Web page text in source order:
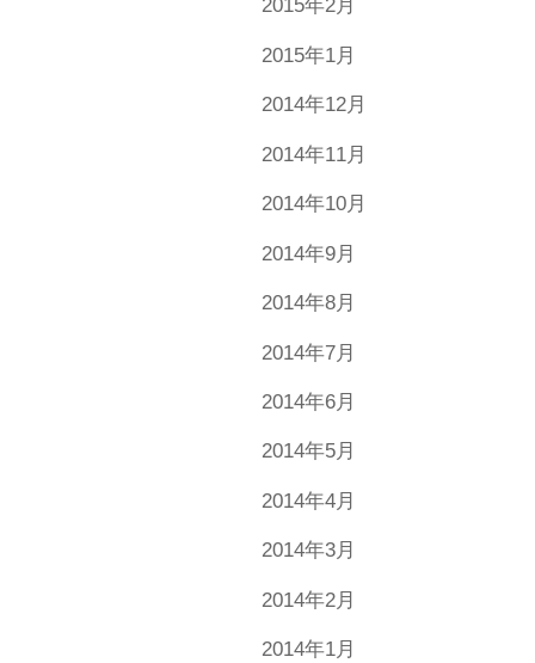
2015年2月
2015年1月
2014年12月
2014年11月
2014年10月
2014年9月
2014年8月
2014年7月
2014年6月
2014年5月
2014年4月
2014年3月
2014年2月
2014年1月